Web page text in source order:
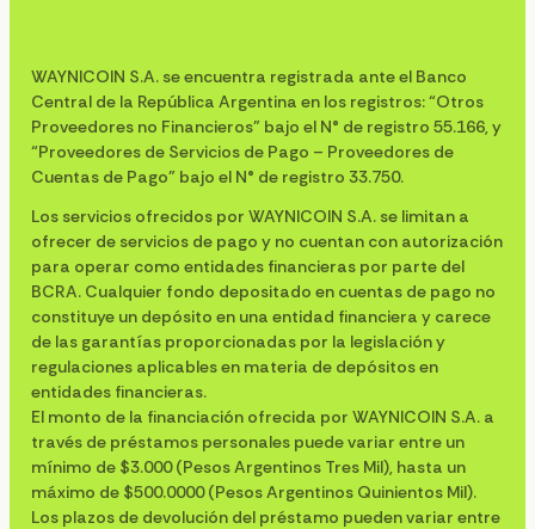
WAYNICOIN S.A. se encuentra registrada ante el Banco
Central de la República Argentina en los registros: “Otros
Proveedores no Financieros” bajo el N° de registro 55.166, y
“Proveedores de Servicios de Pago – Proveedores de
Cuentas de Pago” bajo el N° de registro 33.750.
Los servicios ofrecidos por WAYNICOIN S.A. se limitan a
ofrecer de servicios de pago y no cuentan con autorización
para operar como entidades financieras por parte del
BCRA. Cualquier fondo depositado en cuentas de pago no
constituye un depósito en una entidad financiera y carece
de las garantías proporcionadas por la legislación y
regulaciones aplicables en materia de depósitos en
entidades financieras.
El monto de la financiación ofrecida por WAYNICOIN S.A. a
través de préstamos personales puede variar entre un
mínimo de $3.000 (Pesos Argentinos Tres Mil), hasta un
máximo de $500.0000 (Pesos Argentinos Quinientos Mil).
Los plazos de devolución del préstamo pueden variar entre